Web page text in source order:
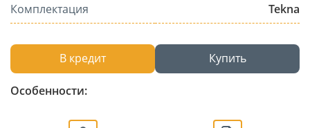
Комплектация
Tekna
В кредит Купить
Особенности: